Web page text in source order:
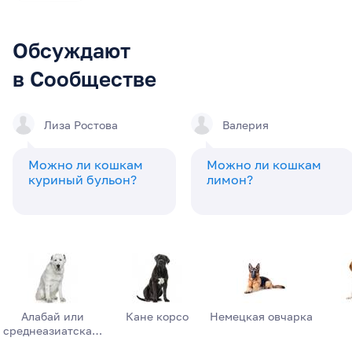
Обсуждают
в Сообществе
Лиза Ростова
Можно ли кошкам
куриный бульон?
Валерия
Можно ли кошкам
лимон?
Алабай или
среднеазиатска…
Кане корсо Немецкая овчарка